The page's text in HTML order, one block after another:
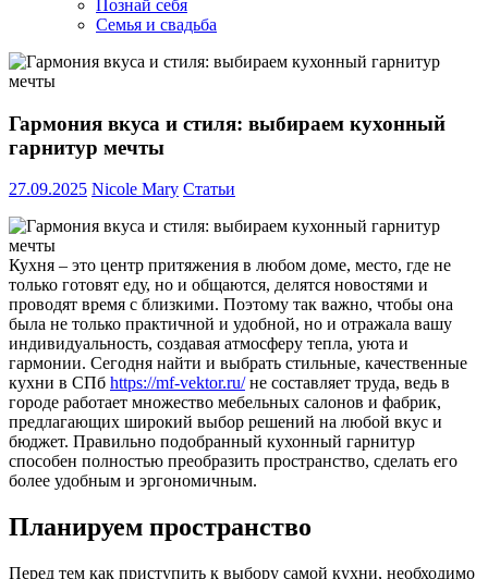
Познай себя
Семья и свадьба
Гармония вкуса и стиля: выбираем кухонный
гарнитур мечты
27.09.2025 Nicole Mary Статьи
Кухня – это центр притяжения в любом доме, место, где не
только готовят еду, но и общаются, делятся новостями и
проводят время с близкими. Поэтому так важно, чтобы она
была не только практичной и удобной, но и отражала вашу
индивидуальность, создавая атмосферу тепла, уюта и
гармонии. Сегодня найти и выбрать стильные, качественные
кухни в СПб https://mf-vektor.ru/не составляет труда, ведь в
городе работает множество мебельных салонов и фабрик,
предлагающих широкий выбор решений на любой вкус и
бюджет. Правильно подобранный кухонный гарнитур
способен полностью преобразить пространство, сделать его
более удобным и эргономичным.
Планируем пространство
Перед тем как приступить к выбору самой кухни, необходимо